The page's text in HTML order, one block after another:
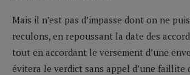
Mais il n’est pas d’impasse dont on ne
reculons, en repoussant la date des
tout en accordant le versement d’une
évitera le verdict sans appel d’une faillite